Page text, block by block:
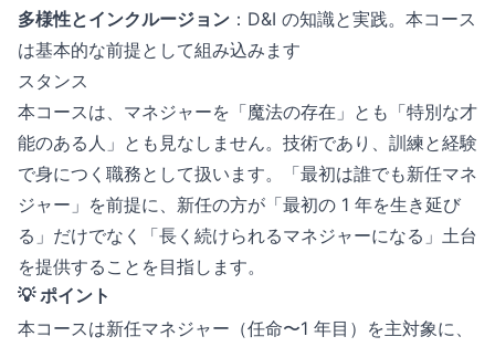
多様性とインクルージョン ：D&I の知識と実践。本コース
は基本的な前提として組み込みます
スタンス
本コースは、マネジャーを「魔法の存在」とも「特別な才
能のある人」とも見なしません。技術であり、訓練と経験
で身につく職務として扱います。「最初は誰でも新任マネ
ジャー」を前提に、新任の方が「最初の 1 年を生き延び
る」だけでなく「長く続けられるマネジャーになる」土台
を提供することを目指します。
💡 ポイント
本コースは新任マネジャー（任命〜1 年目）を主対象に、